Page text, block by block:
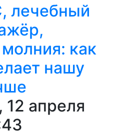
лечебный
как
нашу
12 апреля